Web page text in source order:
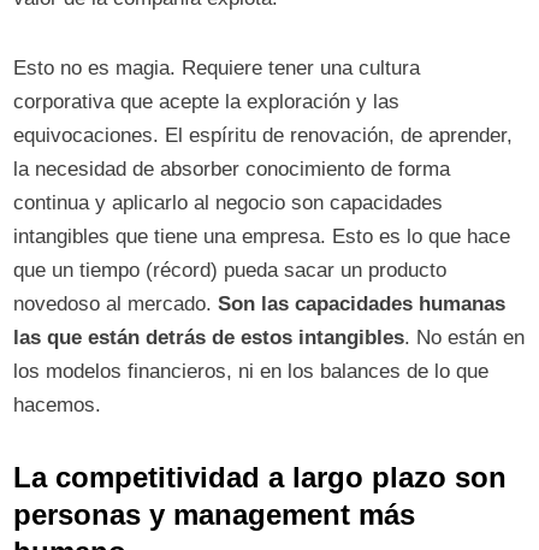
Esto no es magia. Requiere tener una cultura
corporativa que acepte la exploración y las
equivocaciones. El espíritu de renovación, de aprender,
la necesidad de absorber conocimiento de forma
continua y aplicarlo al negocio son capacidades
intangibles que tiene una empresa. Esto es lo que hace
que un tiempo (récord) pueda sacar un producto
novedoso al mercado.Son las capacidades humanas
las que están detrás de estos intangibles. No están en
los modelos financieros, ni en los balances de lo que
hacemos.
La competitividad a largo plazo son
personas y management más